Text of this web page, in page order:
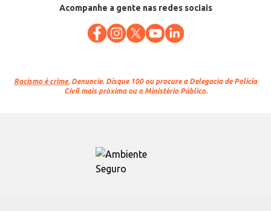
Acompanhe a gente nas redes sociais
Racismo é crime. Denuncie. Disque 100 ou procure a Delegacia de Polícia
Civil mais próxima ou o Ministério Público.